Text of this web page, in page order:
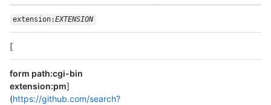
extension:EXTENSION
[
form path:cgi-bin
extension:pm]
(https://github.com/search?